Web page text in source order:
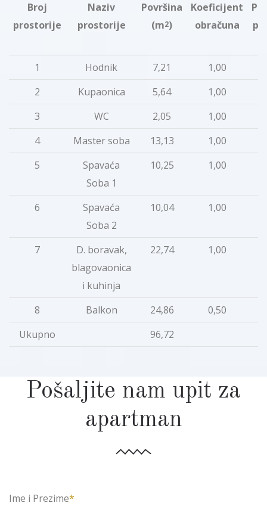
Broj
prostorije
Naziv
prostorije
Površina
(m2)
Koeficijent
obračuna
1
Hodnik 7,21 1,00
2
Kupaonica 5,64 1,00
3
WC 2,05 1,00
4
Master soba 13,13 1,00
5
Spavaća
Soba 1
10,25 1,00
6
Spavaća
Soba 2
10,04 1,00
7
D. boravak,
blagovaonica
i kuhinja
22,74 1,00
8 Balkon 24,86 0,50
Ukupno
96,72
Pošaljite nam upit za
apartman
Ime i Prezime*